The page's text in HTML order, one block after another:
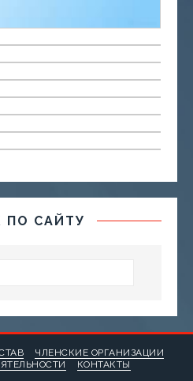
ПО САЙТУ
ЧЛЕНСКИЕ ОРГАНИЗАЦИИ
КОНТАКТЫ